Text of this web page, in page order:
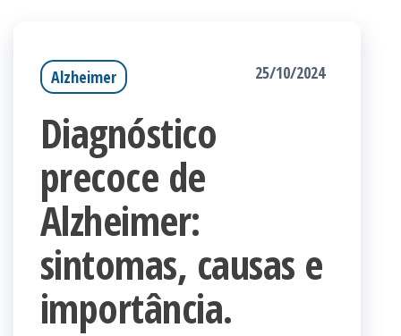
Alzheimer 25/10/2024
Diagnóstico
precoce de
Alzheimer:
sintomas, causas e
importância.